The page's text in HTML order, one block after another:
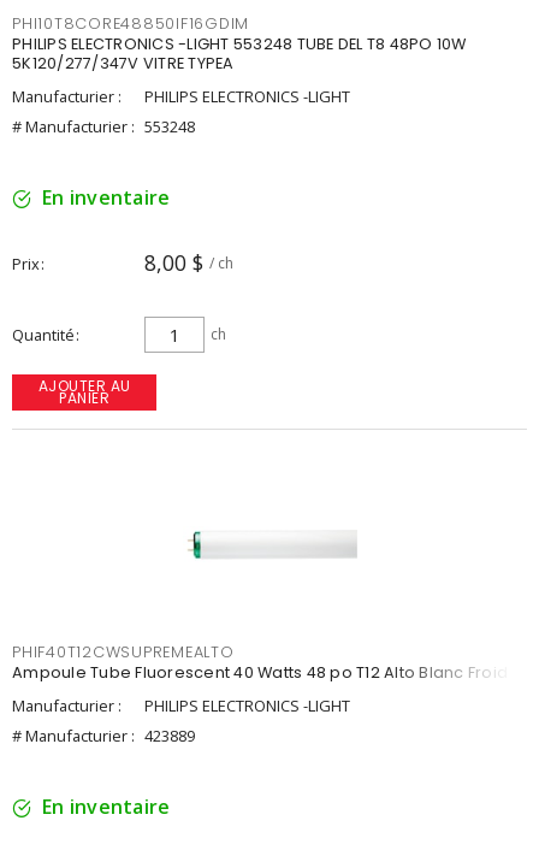
PHI10T8CORE48850IF16GDIM
PHILIPS ELECTRONICS -LIGHT 553248 TUBE DEL T8 48PO 10W
5K120/277/347V VITRE TYPEA
Manufacturier :
PHILIPS ELECTRONICS -LIGHT
# Manufacturier : 553248
En inventaire
Prix 8,00 $ / ch
Quantité ch
AJOUTER AU
PANIER
PHIF40T12CWSUPREMEALTO
Ampoule Tube Fluorescent 40 Watts 48 po T12 Alto Blanc Froid
Manufacturier :
PHILIPS ELECTRONICS -LIGHT
# Manufacturier : 423889
En inventaire